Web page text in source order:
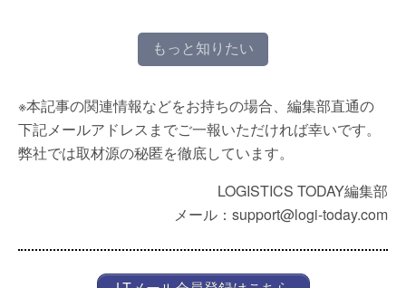
もっと知りたい
※本記事の関連情報などをお持ちの場合、編集部直通の
下記メールアドレスまでご一報いただければ幸いです。
弊社では取材源の秘匿を徹底しています。
LOGISTICS TODAY編集部
メール：support@logi-today.com